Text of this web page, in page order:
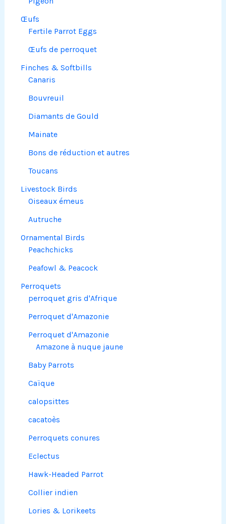
Œufs
Fertile Parrot Eggs
Œufs de perroquet
Finches & Softbills
Canaris
Bouvreuil
Diamants de Gould
Mainate
Bons de réduction et autres
Toucans
Livestock Birds
Oiseaux émeus
Autruche
Ornamental Birds
Peachchicks
Peafowl & Peacock
Perroquets
perroquet gris d'Afrique
Perroquet d'Amazonie
Perroquet d'Amazonie
Amazone à nuque jaune
Baby Parrots
Caïque
calopsittes
cacatoès
Perroquets conures
Eclectus
Hawk-Headed Parrot
Collier indien
Lories & Lorikeets